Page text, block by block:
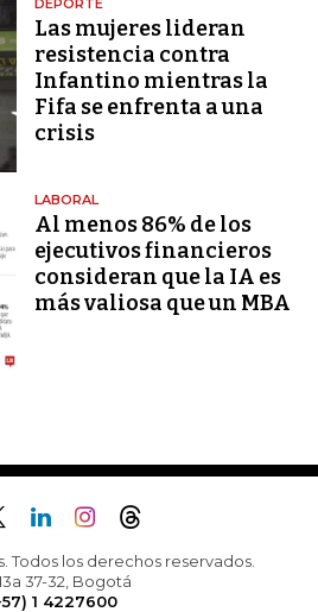
DEPORTE
Las mujeres lideran
resistencia contra
Infantino mientras la
Fifa se enfrenta a una
crisis
LABORAL
Al menos 86% de los
ejecutivos financieros
consideran que la IA es
más valiosa que un MBA
Todos los derechos reservados.
37-32, Bogotá
1 4227600